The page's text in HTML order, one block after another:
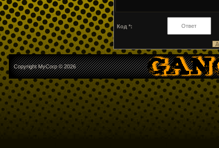
Код *:
Copyright MyCorp © 2026